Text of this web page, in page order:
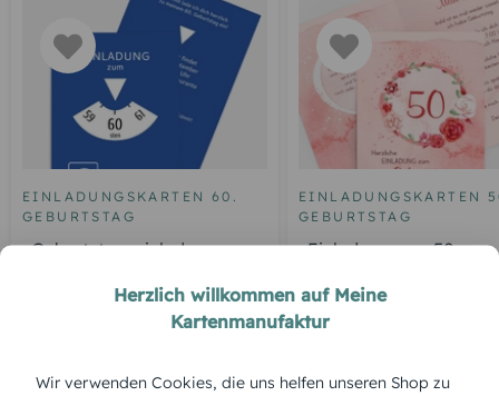
EINLADUNGSKARTEN 60.
GEBURTSTAG
Geburtstagseinladung
EINLADUNGSKARTEN
GEBURTSTAG
Einladung zum 50.
ÜBERBLICK:
Herzlich willkommen auf Meine
Kartenmanufaktur
Wir verwenden Cookies, die uns helfen unseren Shop zu